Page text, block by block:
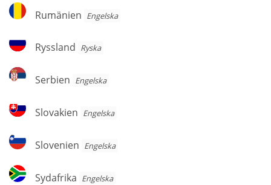
Rumänien
Rumänien Engelska
Ryssland
Ryssland Ryska
Serbien
Serbien Engelska
Slovakien
Slovakien Engelska
Slovenien
Slovenien Engelska
Sydafrika
Sydafrika Engelska